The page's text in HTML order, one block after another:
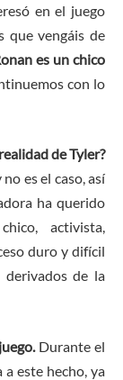
en el juego
que vengáis de
es un chico
con lo
de Tyler?
es el caso, así
ha querido
activista,
duro y difícil
de la
Durante el
este hecho, ya